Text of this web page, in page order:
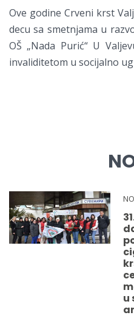
Ove godine Crveni krst
decu sa smetnjama u
OŠ „Nada Purić“ U
invaliditetom u socijalno
u